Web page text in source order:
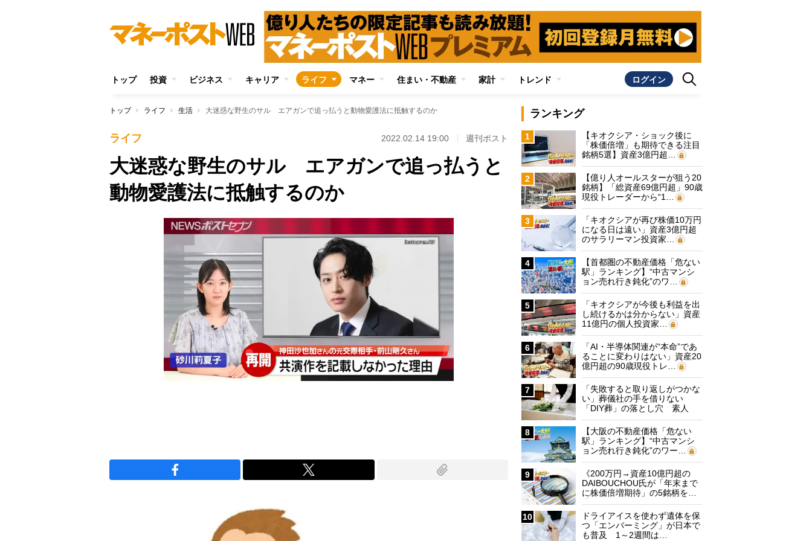
トップ 投資 ビジネス キャリア ライフ マネー 住まい・不動産 家計 トレンド ログイン
トップ ライフ 生活 大迷惑な野生のサル エアガンで追っ払うと動物愛護法に抵触するのか
ライフ 2022.02.14 19:00 週刊ポスト
大迷惑な野生のサル エアガンで追っ払うと
動物愛護法に抵触するのか
ランキング
1
【キオクシア・ショック後に
「株価倍増」も期待できる注目
銘柄5選】資産3億円超…
2
【億り人オールスターが狙う20
銘柄】「総資産69億円超」90歳
現役トレーダーから“1…
3
「キオクシアが再び株価10万円
になる日は遠い」資産3億円超
のサラリーマン投資家…
4
【首都圏の不動産価格「危ない
駅」ランキング】“中古マンシ
ョン売れ行き鈍化”のワ…
5
「キオクシアが今後も利益を出
し続けるかは分からない」資産
11億円の個人投資家…
6
「AI・半導体関連が“本命”であ
ることに変わりはない」資産20
億円超の90歳現役トレ…
7
「失敗すると取り返しがつかな
い」葬儀社の手を借りない
「DIY葬」の落とし穴 素人
に…
8
【大阪の不動産価格「危ない
駅」ランキング】“中古マンシ
ョン売れ行き鈍化”のワー…
9
《200万円→資産10億円超の
DAIBOUCHOU氏が「年末まで
に株価倍増期待」の5銘柄を…
10
ドライアイスを使わず遺体を保
つ「エンバーミング」が日本で
も普及 1～2週間は…